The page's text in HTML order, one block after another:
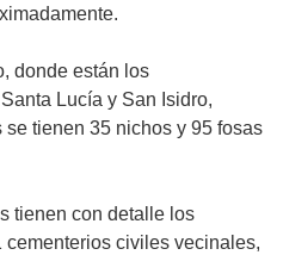
donde están los
Lucía y San Isidro,
tienen 35 nichos y 95 fosas
tienen con detalle los
civiles vecinales,